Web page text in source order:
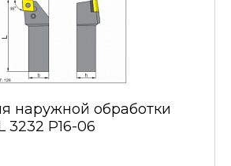
наружной обработки
3232 P16-06